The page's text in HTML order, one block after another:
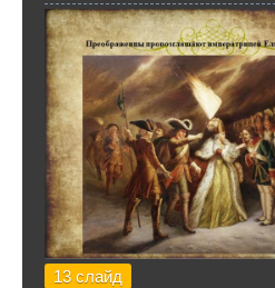
13 слайд